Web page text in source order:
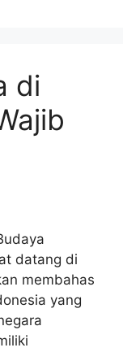
di
datang di
membahas
yang